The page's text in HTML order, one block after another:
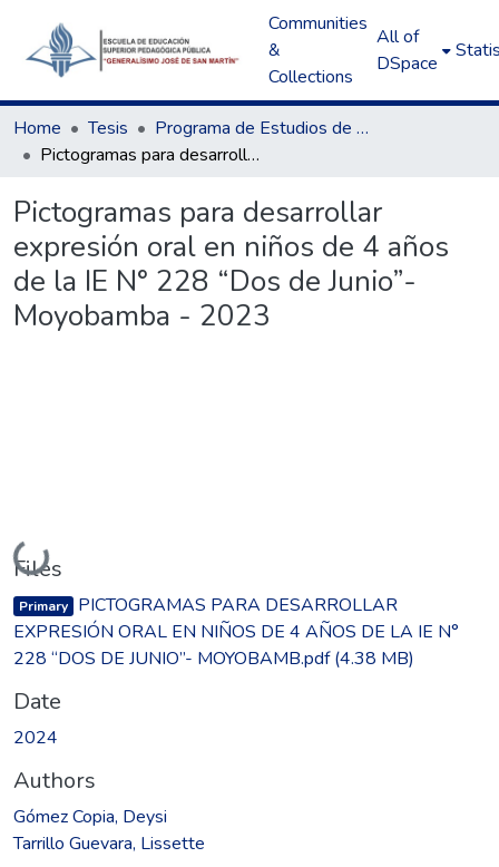
Communities
&
Collections
All of
DSpace
Home Tesis
Programa de Estudios de Educación Inicial
Pictogramas para desarrollar expresión oral en niños de 4 años de la IE N° 228 “Dos de Junio”- Moyobamba - 2023
Pictogramas para desarrollar
expresión oral en niños de 4 años
de la IE N° 228 “Dos de Junio”-
Moyobamba - 2023
Loading...
Files
Primary PICTOGRAMAS PARA DESARROLLAR
EXPRESIÓN ORAL EN NIÑOS DE 4 AÑOS DE LA IE N°
228 “DOS DE JUNIO”- MOYOBAMB.pdf(4.38 MB)
Date
2024
Authors
Gómez Copia, Deysi
Tarrillo Guevara, Lissette